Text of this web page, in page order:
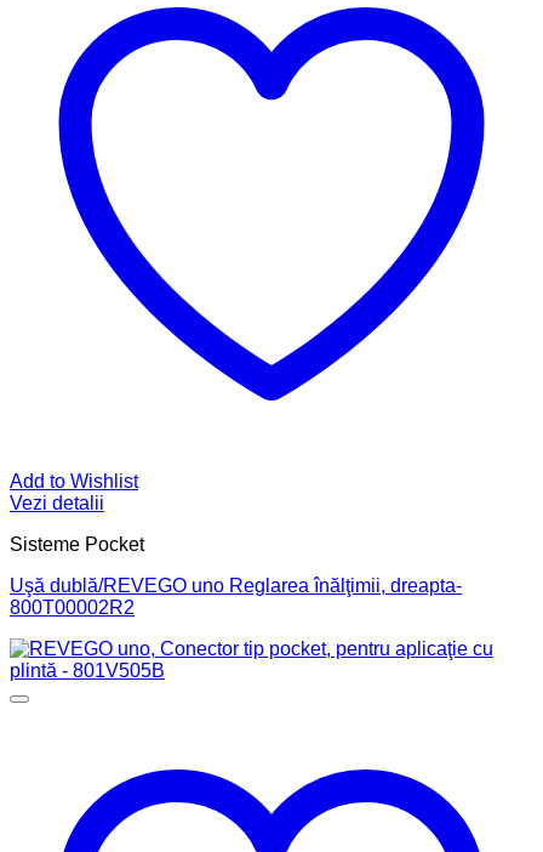
Add to Wishlist
Vezi detalii
Sisteme Pocket
Uşă dublă/REVEGO uno Reglarea înălţimii, dreapta-
800T00002R2